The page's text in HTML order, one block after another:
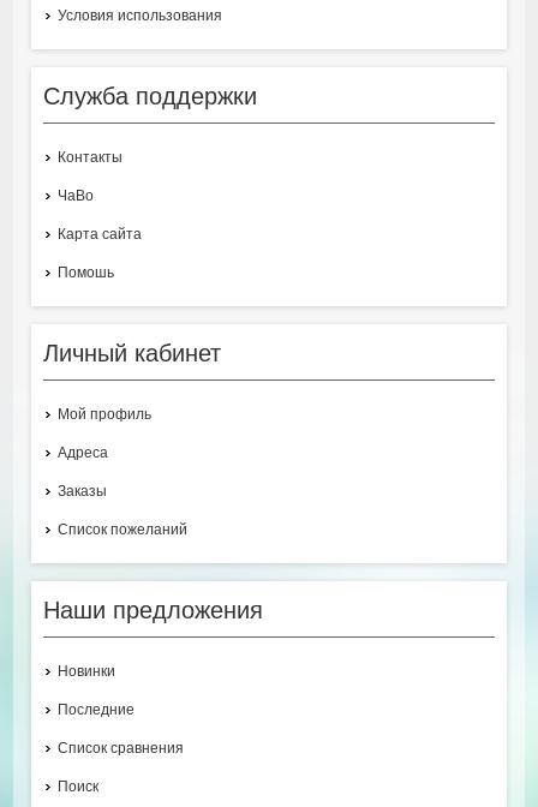
Условия использования
Служба поддержки
Контакты
ЧаВо
Карта сайта
Помошь
Личный кабинет
Мой профиль
Адреса
Заказы
Список пожеланий
Наши предложения
Новинки
Последние
Список сравнения
Поиск